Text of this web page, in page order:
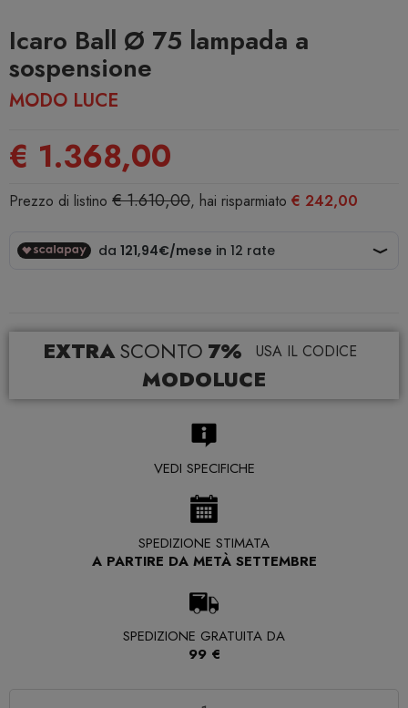
Icaro Ball Ø 75 lampada a
sospensione
MODO LUCE
€ 1.368,00
Prezzo di listino € 1.610,00, hai risparmiato € 242,00
EXTRA SCONTO 7% USA IL CODICE
MODOLUCE
VEDI SPECIFICHE
SPEDIZIONE STIMATA
A PARTIRE DA METÀ SETTEMBRE
SPEDIZIONE GRATUITA DA
99 €